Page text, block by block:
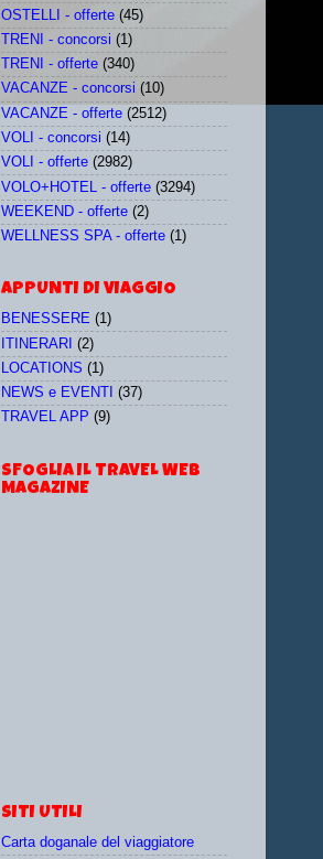
OSTELLI - offerte (45)
TRENI - concorsi (1)
TRENI - offerte (340)
VACANZE - concorsi (10)
VACANZE - offerte (2512)
VOLI - concorsi (14)
VOLI - offerte (2982)
VOLO+HOTEL - offerte (3294)
WEEKEND - offerte (2)
WELLNESS SPA - offerte (1)
APPUNTI DI VIAGGIO
BENESSERE (1)
ITINERARI (2)
LOCATIONS (1)
NEWS e EVENTI
(37)
TRAVEL APP (9)
SFOGLIA IL TRAVEL WEB
MAGAZINE
SITI UTILI
Carta doganale del viaggiatore